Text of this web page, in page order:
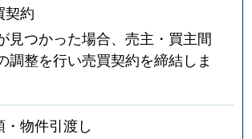
契約
見つかった場合、売主・買主間
調整を行い売買契約を締結しま
物件引渡し